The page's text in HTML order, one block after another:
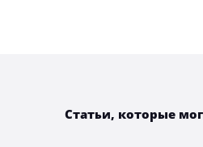
Статьи, которые